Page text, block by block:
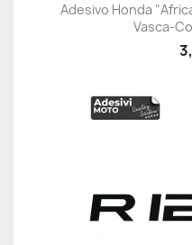
Adesivo Honda
Vasca-